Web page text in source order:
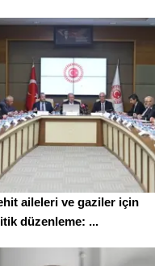
aileleri ve gaziler için
düzenleme: ...